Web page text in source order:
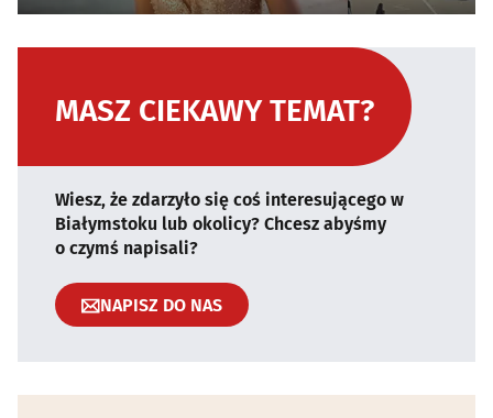
MASZ CIEKAWY TEMAT?
Wiesz, że zdarzyło się coś interesującego w
Białymstoku lub okolicy? Chcesz abyśmy
o czymś napisali?
NAPISZ DO NAS